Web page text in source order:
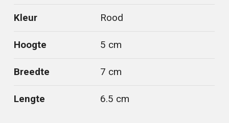
Kleur Rood
Hoogte 5 cm
Breedte 7 cm
Lengte 6.5 cm